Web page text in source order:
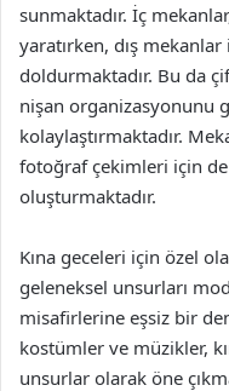
sunmaktadır. İç
yaratırken, dış
doldurmaktadır. Bu da
nişan organizasyonunu
kolaylaştırmaktadır.
fotoğraf çekimleri için
oluşturmaktadır.
Kına geceleri için özel
geleneksel unsurları
misafirlerine eşsiz bir
kostümler ve müzikler,
unsurlar olarak öne